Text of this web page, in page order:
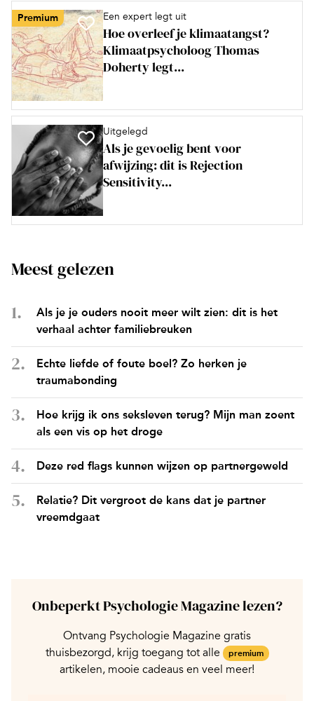
Premium Een expert legt uit
Hoe overleef je klimaatangst?
Klimaatpsycholoog Thomas
Doherty legt...
Uitgelegd
Als je gevoelig bent voor
afwijzing: dit is Rejection
Sensitivity...
Meest gelezen
Als je je ouders nooit meer wilt zien: dit is het
verhaal achter familiebreuken
Echte liefde of foute boel? Zo herken je
traumabonding
Hoe krijg ik ons seksleven terug? Mijn man zoent
als een vis op het droge
Deze red flags kunnen wijzen op partnergeweld
Relatie? Dit vergroot de kans dat je partner
vreemdgaat
Onbeperkt Psychologie Magazine lezen?
Ontvang Psychologie Magazine gratis
thuisbezorgd, krijg toegang tot alle
premium
artikelen, mooie cadeaus en veel meer!